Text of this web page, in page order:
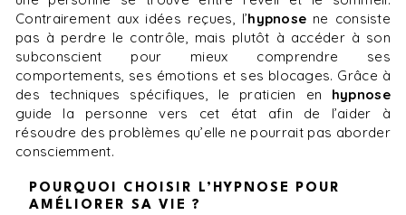
Contrairement aux idées reçues, l’hypnose ne consiste
pas à perdre le contrôle, mais plutôt à accéder à son
subconscient pour mieux comprendre ses
comportements, ses émotions et ses blocages. Grâce à
des techniques spécifiques, le praticien en hypnose
guide la personne vers cet état afin de l’aider à
résoudre des problèmes qu’elle ne pourrait pas aborder
consciemment.
POURQUOI CHOISIR L’HYPNOSE POUR
AMÉLIORER SA VIE ?